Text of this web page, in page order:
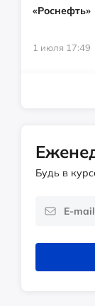
«Роснефть»
1 июля 17:49
Будь в